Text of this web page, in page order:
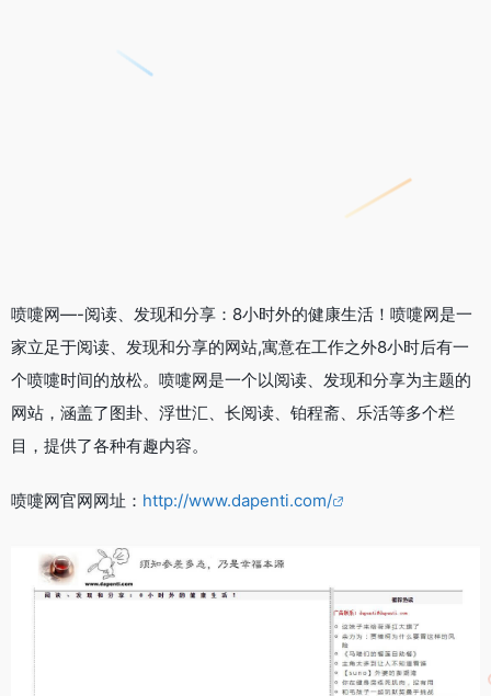
喷嚏网—-阅读、发现和分享：8小时外的健康生活！喷嚏网是一
家立足于阅读、发现和分享的网站,寓意在工作之外8小时后有一
个喷嚏时间的放松。喷嚏网是一个以阅读、发现和分享为主题的
网站，涵盖了图卦、浮世汇、长阅读、铂程斋、乐活等多个栏
目，提供了各种有趣内容。
喷嚏网官网网址： http://www.dapenti.com/